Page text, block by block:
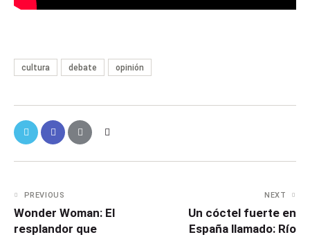
cultura debate opinión
PREVIOUS
Wonder Woman: El
resplandor que
NEXT
Un cóctel fuerte en
España llamado: Río